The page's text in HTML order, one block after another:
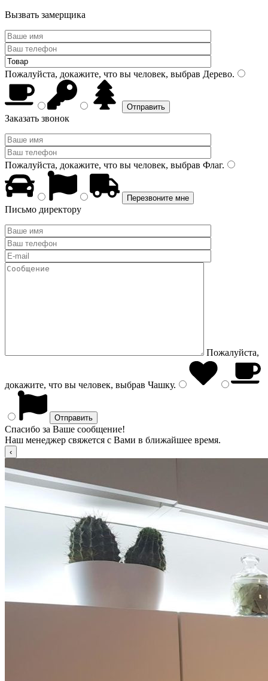
Вызвать замерщика
Пожалуйста, докажите, что вы человек, выбрав Дерево.
Заказать звонок
Пожалуйста, докажите, что вы человек, выбрав Флаг.
Письмо директору
Пожалуйста,
докажите, что вы человек, выбрав Чашку.
Спасибо за Ваше сообщение!
Наш менеджер свяжется с Вами в ближайшее время.